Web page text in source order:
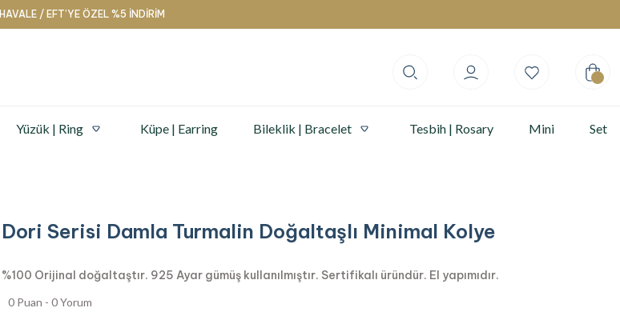
HAVALE / EFT’YE ÖZEL %5 İNDİRİM
Yüzük | Ring Küpe | Earring Bileklik | Bracelet Tesbih | Rosary Mini Set
Dori Serisi Damla Turmalin Doğaltaşlı Minimal Kolye
%100 Orijinal doğaltaştır. 925 Ayar gümüş kullanılmıştır. Sertifikalı üründür. El yapımıdır.
0 Puan - 0 Yorum